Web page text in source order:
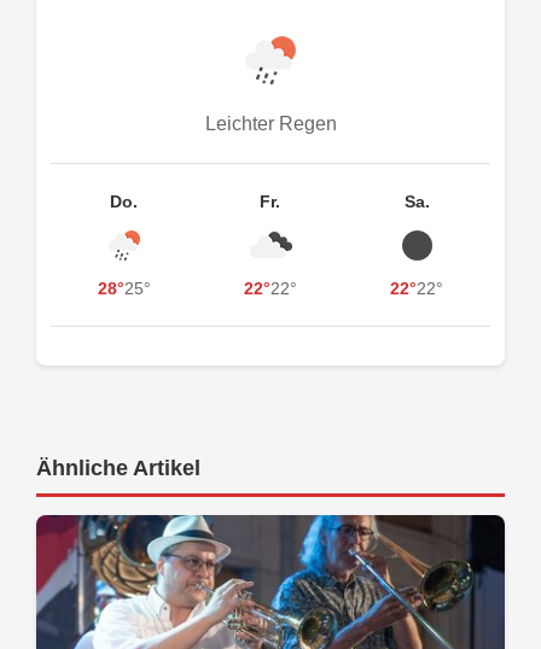
Leichter Regen
Do.
28°25°
Fr.
22°22°
Sa.
22°22°
Ähnliche Artikel